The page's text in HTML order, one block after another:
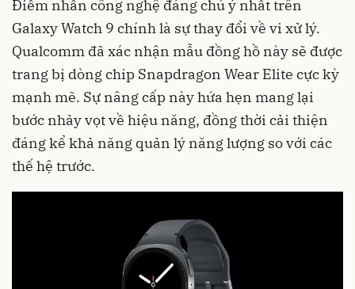
Điểm nhấn công nghệ đáng chú ý nhất trên
Galaxy Watch 9 chính là sự thay đổi về vi xử lý.
Qualcomm đã xác nhận mẫu đồng hồ này sẽ được
trang bị dòng chip Snapdragon Wear Elite cực kỳ
mạnh mẽ. Sự nâng cấp này hứa hẹn mang lại
bước nhảy vọt về hiệu năng, đồng thời cải thiện
đáng kể khả năng quản lý năng lượng so với các
thế hệ trước.